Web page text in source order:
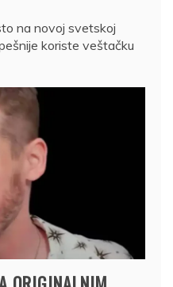
na novoj svetskoj
koriste veštačku